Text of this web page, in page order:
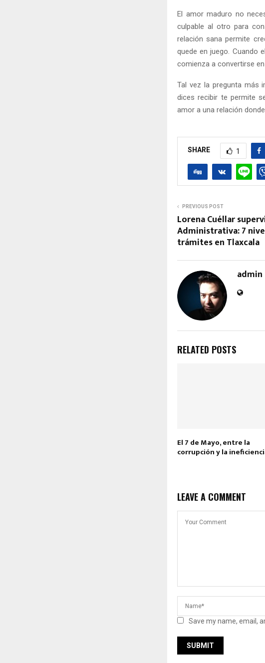
El amor maduro no
culpable al otro para
relación sana permite
quede en juego. Cuando
comienza a convertirse
Tal vez la pregunta más
dices recibir te permite
amor a una relación
SHARE 1
PREVIOUS POST
Lorena Cuéllar
Administrativa: 7
trámites en Tlaxcala
admin
RELATED POSTS
El 7 de Mayo, entre la
corrupción y la
LEAVE A COMMENT
Save my name, email,